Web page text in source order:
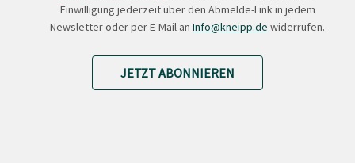
Einwilligung jederzeit über den Abmelde-Link in jedem
Newsletter oder per E-Mail an Info@kneipp.de widerrufen.
JETZT ABONNIEREN